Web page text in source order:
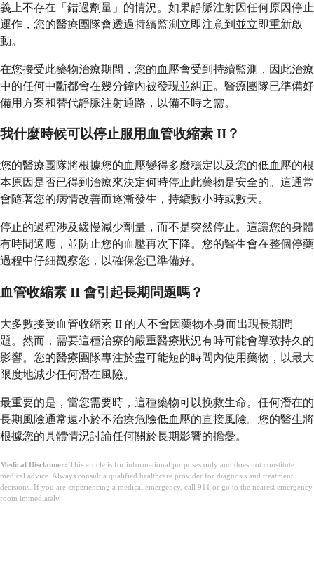
義上不存在「錯過劑量」的情況。如果靜脈注射因任何原因停止
運作，您的醫療團隊會透過持續監測立即注意到並立即重新啟
動。
在您接受此藥物治療期間，您的血壓會受到持續監測，因此治療
中的任何中斷都會在幾分鐘內被發現並糾正。醫療團隊已準備好
備用方案和替代靜脈注射通路，以備不時之需。
我什麼時候可以停止服用血管收縮素 II？
您的醫療團隊將根據您的血壓變得多麼穩定以及您的低血壓的根
本原因是否已得到治療來決定何時停止此藥物是安全的。這通常
會隨著您的病情改善而逐漸發生，持續數小時或數天。
停止的過程涉及緩慢減少劑量，而不是突然停止。這讓您的身體
有時間適應，並防止您的血壓再次下降。您的醫生會在整個停藥
過程中仔細觀察您，以確保您已準備好。
血管收縮素 II 會引起長期問題嗎？
大多數接受血管收縮素 II 的人不會因藥物本身而出現長期問
題。然而，需要這種治療的嚴重醫療狀況有時可能會導致持久的
影響。您的醫療團隊專注於盡可能短的時間內使用藥物，以最大
限度地減少任何潛在風險。
最重要的是，當您需要時，這種藥物可以挽救生命。任何潛在的
長期風險通常遠小於不治療危險低血壓的直接風險。您的醫生將
根據您的具體情況討論任何關於長期影響的擔憂。
Medical Disclaimer: This article is for informational purposes only and does not constitute
medical advice. Always consult a qualified healthcare provider for diagnosis and treatment
decisions. If you are experiencing a medical emergency, call 911 or go to the nearest emergency
room immediately.